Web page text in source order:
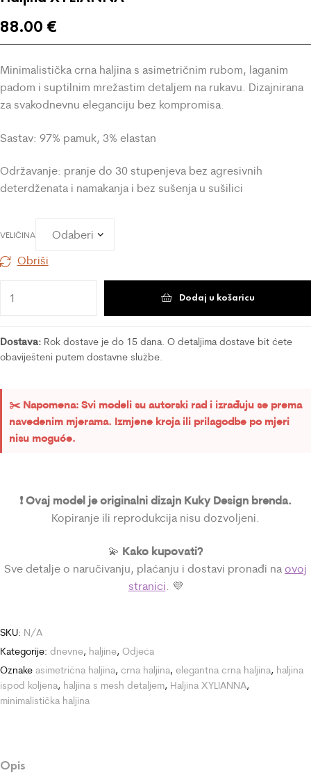
88.00€
Minimalistička crna haljina s asimetričnim rubom, laganim
padom i suptilnim mrežastim detaljem na rukavu. Dizajnirana
za svakodnevnu eleganciju bez kompromisa.
Sastav: 97% pamuk, 3% elastan
Održavanje: pranje do 30 stupenjeva bez agresivnih
deterdženata i namakanja i bez sušenja u sušilici
VELIČINA
Obriši
Dodaj u košaricu
Dostava: Rok dostave je do 15 dana. O detaljima dostave bit ćete
obaviješteni putem dostavne službe.
✂️ Napomena: Svi modeli su autorski rad i izrađuju se prema
navedenim mjerama. Izmjene kroja ili prilagodbe po mjeri
nisu moguće.
❗ Ovaj model je originalni dizajn Kuky Design brenda.
Kopiranje ili reprodukcija nisu dozvoljeni.
💫 Kako kupovati?
Sve detalje o naručivanju, plaćanju i dostavi pronađi na ovoj
stranici. 💜
SKU: N/A
Kategorije: dnevne, haljine, Odjeća
Oznake asimetrična haljina, crna haljina, elegantna crna haljina, haljina
ispod koljena, haljina s mesh detaljem, Haljina XYLIANNA,
minimalistička haljina
Opis